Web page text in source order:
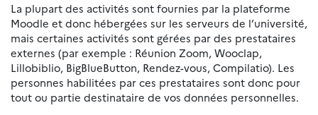
La plupart des activités sont fournies par la plateforme
Moodle et donc hébergées sur les serveurs de l’université,
mais certaines activités sont gérées par des prestataires
externes (par exemple : Réunion Zoom, Wooclap,
Lillobiblio, BigBlueButton, Rendez-vous, Compilatio). Les
personnes habilitées par ces prestataires sont donc pour
tout ou partie destinataire de vos données personnelles.